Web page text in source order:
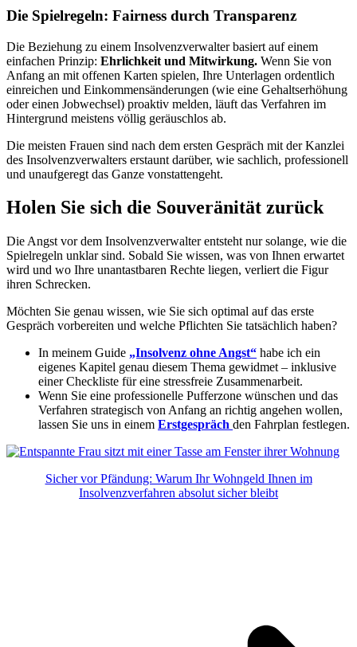
Die Spielregeln: Fairness durch Transparenz
Die Beziehung zu einem Insolvenzverwalter basiert auf einem
einfachen Prinzip: Ehrlichkeit und Mitwirkung. Wenn Sie von
Anfang an mit offenen Karten spielen, Ihre Unterlagen ordentlich
einreichen und Einkommensänderungen (wie eine Gehaltserhöhung
oder einen Jobwechsel) proaktiv melden, läuft das Verfahren im
Hintergrund meistens völlig geräuschlos ab.
Die meisten Frauen sind nach dem ersten Gespräch mit der Kanzlei
des Insolvenzverwalters erstaunt darüber, wie sachlich, professionell
und unaufgeregt das Ganze vonstattengeht.
Holen Sie sich die Souveränität zurück
Die Angst vor dem Insolvenzverwalter entsteht nur solange, wie die
Spielregeln unklar sind. Sobald Sie wissen, was von Ihnen erwartet
wird und wo Ihre unantastbaren Rechte liegen, verliert die Figur
ihren Schrecken.
Möchten Sie genau wissen, wie Sie sich optimal auf das erste
Gespräch vorbereiten und welche Pflichten Sie tatsächlich haben?
In meinem Guide „Insolvenz ohne Angst“ habe ich ein
eigenes Kapitel genau diesem Thema gewidmet – inklusive
einer Checkliste für eine stressfreie Zusammenarbeit.
Wenn Sie eine professionelle Pufferzone wünschen und das
Verfahren strategisch von Anfang an richtig angehen wollen,
lassen Sie uns in einem Erstgespräch den Fahrplan festlegen.
Sicher vor Pfändung: Warum Ihr Wohngeld Ihnen im
Insolvenzverfahren absolut sicher bleibt